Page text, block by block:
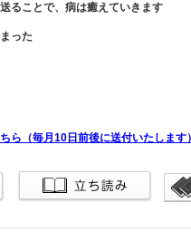
ることで、病は癒えていきます
った
ら（毎月10日前後に送付いたします）